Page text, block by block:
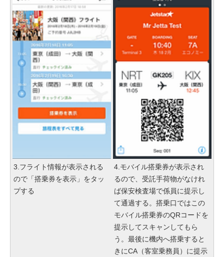
3.フライト情報が表示される
ので「搭乗券を表示」をタッ
プする
4.モバイル搭乗券が表示され
るので、受託手荷物がなけれ
ば保安検査場で係員に提示し
て通過する。搭乗口ではこの
モバイル搭乗券のQRコードを
提示してスキャンしてもら
う。最後に機内へ搭乗すると
きにCA（客室乗務員）に提示